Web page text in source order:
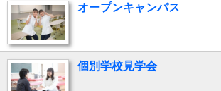
オープンキャンパス
個別学校見学会